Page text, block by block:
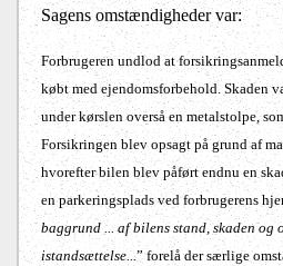
Sagens omstændigheder var:
Forbrugeren undlod at
købt med ejendomsforbehold. Skaden
under kørslen overså en metalstolpe,
Forsikringen blev opsagt på grund af
hvorefter bilen blev påført endnu en
en parkeringsplads ved forbrugerens
baggrund ... af bilens stand, skaden og
istandsættelse...” forelå der særlige